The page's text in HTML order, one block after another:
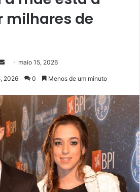
milhares de
Mandemaio 15, 2026
2026 0 Menos de um minuto